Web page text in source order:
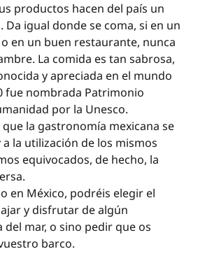
productos hacen del país un
Da igual donde se coma, si en un
en un buen restaurante, nunca
La comida es tan sabrosa,
y apreciada en el mundo
fue nombrada Patrimonio
por la Unesco.
la gastronomía mexicana se
la utilización de los mismos
equivocados, de hecho, la
en México, podréis elegir el
y disfrutar de algún
mar, o sino pedir que os
barco.